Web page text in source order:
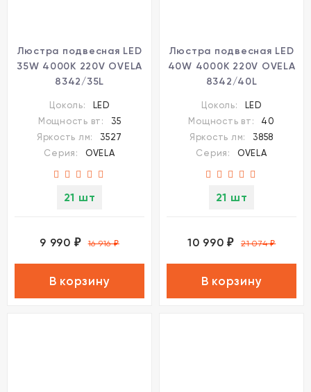
Люстра подвесная LED
35W 4000K 220V OVELA
8342/35L
Цоколь:
LED
Мощность вт:
35
Яркость лм:
3527
Серия:
OVELA
21 шт
9 990 ₽ 16 916₽
В корзину
Люстра подвесная LED
40W 4000K 220V OVELA
8342/40L
Цоколь:
LED
Мощность вт:
40
Яркость лм:
3858
Серия:
OVELA
21 шт
10 990 ₽ 21 074₽
В корзину